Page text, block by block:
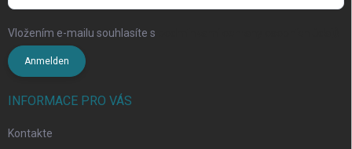
Vložením e-mailu souhlasíte s
Anmelden
INFORMACE PRO VÁS
Kontakte